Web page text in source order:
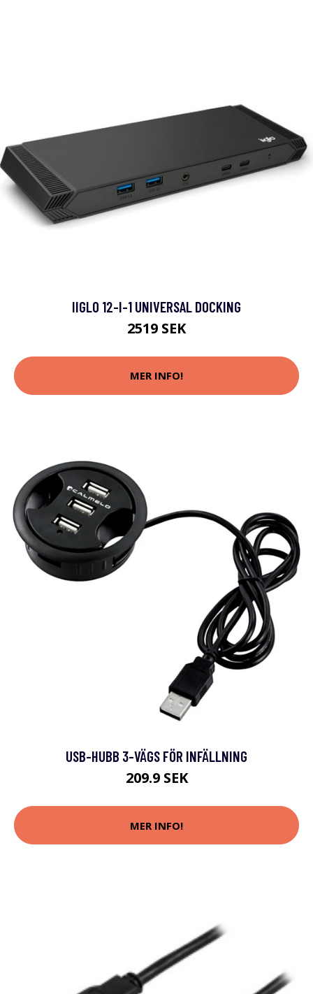
IIGLO 12-I-1 UNIVERSAL DOCKING
2519 SEK
MER INFO!
USB-HUBB 3-VÄGS FÖR INFÄLLNING
209.9 SEK
MER INFO!